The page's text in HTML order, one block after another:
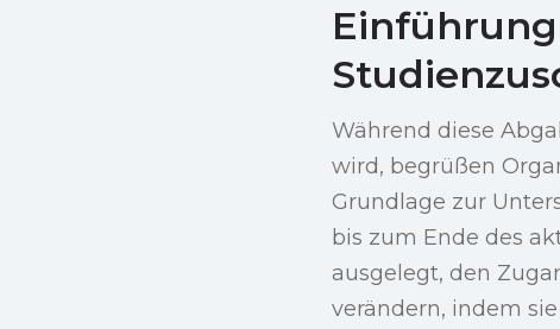
Während diese
wird, begrüßen
Grundlage zur
bis zum Ende des
ausgelegt, den
verändern, indem